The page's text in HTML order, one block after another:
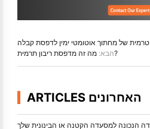
של מחתוך אוטומטי ימין לדפסת קבלה
הבא:מה זה מדפסת ריבון תרמית?
ARTICLES האחרונים
הנכונה למסעדה הקטנה או הבינונית שלך